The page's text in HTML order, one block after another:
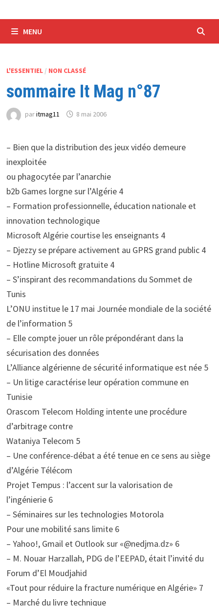
MENU
L'ESSENTIEL/ NON CLASSÉ
sommaire It Mag n°87
paritmag11 8 mai 2006
– Bien que la distribution des jeux vidéo demeure
inexploitée
ou phagocytée par l’anarchie
b2b Games lorgne sur l’Algérie 4
– Formation professionnelle, éducation nationale et
innovation technologique
Microsoft Algérie courtise les enseignants 4
– Djezzy se prépare activement au GPRS grand public 4
– Hotline Microsoft gratuite 4
– S’inspirant des recommandations du Sommet de
Tunis
L’ONU institue le 17 mai Journée mondiale de la société
de l’information 5
– Elle compte jouer un rôle prépondérant dans la
sécurisation des données
L’Alliance algérienne de sécurité informatique est née 5
– Un litige caractérise leur opération commune en
Tunisie
Orascom Telecom Holding intente une procédure
d’arbitrage contre
Wataniya Telecom 5
– Une conférence-débat a été tenue en ce sens au siège
d’Algérie Télécom
Projet Tempus : l’accent sur la valorisation de
l’ingénierie 6
– Séminaires sur les technologies Motorola
Pour une mobilité sans limite 6
– Yahoo!, Gmail et Outlook sur «@nedjma.dz» 6
– M. Nouar Harzallah, PDG de l’EEPAD, était l’invité du
Forum d’El Moudjahid
«Tout pour réduire la fracture numérique en Algérie» 7
– Marché du livre technique